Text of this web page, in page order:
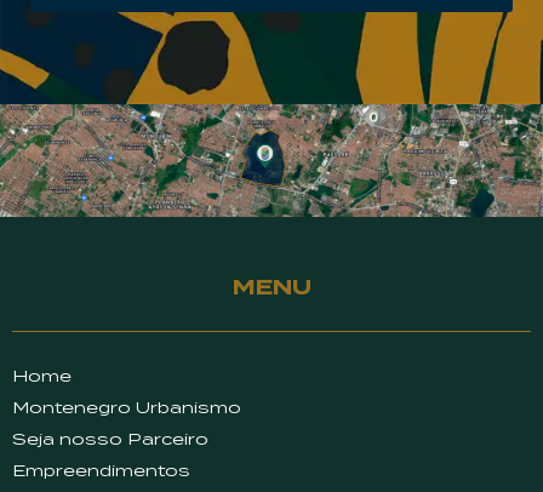
MENU
Home
Montenegro Urbanismo
Seja nosso Parceiro
Empreendimentos